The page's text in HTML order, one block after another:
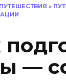
ПУТЕШЕСТВИЯ »
—